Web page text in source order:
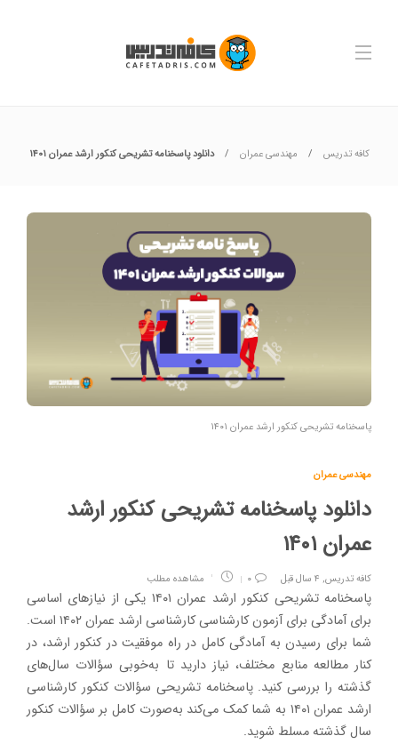
کافه تدریس مهندسی عمران دانلود پاسخنامه تشریحی کنکور ارشد عمران ۱۴۰۱
پاسخنامه تشریحی کنکور ارشد عمران ۱۴۰۱
مهندسی عمران
دانلود پاسخنامه تشریحی کنکور ارشد
عمران ۱۴۰۱
کافه تدریس, ۴ سال قبل ۰ مشاهده مطلب
پاسخنامه تشریحی کنکور ارشد عمران ۱۴۰۱ یکی از نیازهای اساسی
برای آمادگی برای آزمون کارشناسی کارشناسی ارشد عمران ۱۴۰۲ است.
شما برای رسیدن به آمادگی کامل در راه موفقیت در کنکور ارشد، در
کنار مطالعه منابع مختلف، نیاز دارید تا به‌خوبی سؤالات سال‌های
گذشته را بررسی کنید. پاسخنامه تشریحی سؤالات کنکور کارشناسی
ارشد عمران ۱۴۰۱ به شما کمک می‌کند به‌صورت کامل بر سؤالات کنکور
سال گذشته مسلط شوید.